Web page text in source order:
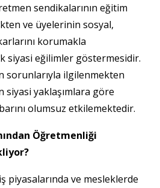
sendikalarının eğitim
ve üyelerinin sosyal,
korumakla
siyasi eğilimler göstermesidir.
sorunlarıyla ilgilenmekten
siyasi yaklaşımlara göre
olumsuz etkilemektedir.
Öğretmenliği
piyasalarında ve mesleklerde